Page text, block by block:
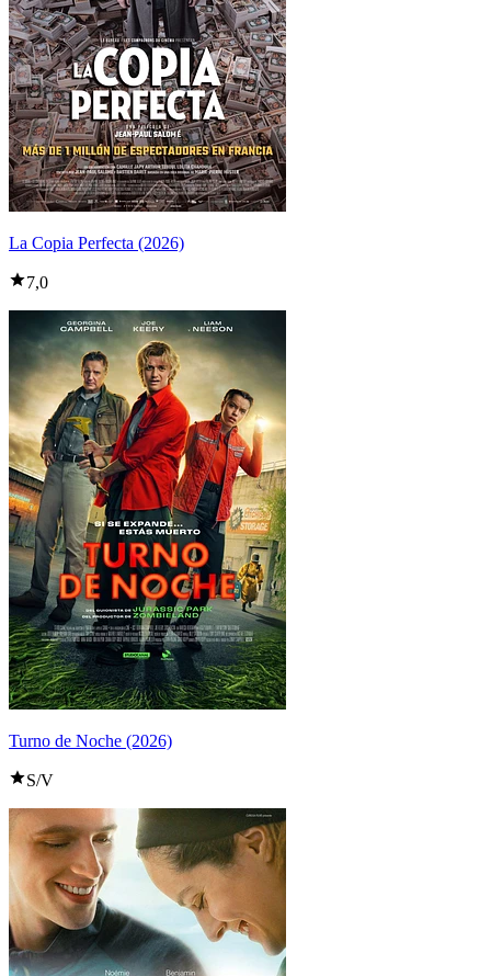
La Copia Perfecta (2026)
7,0
Turno de Noche (2026)
S/V